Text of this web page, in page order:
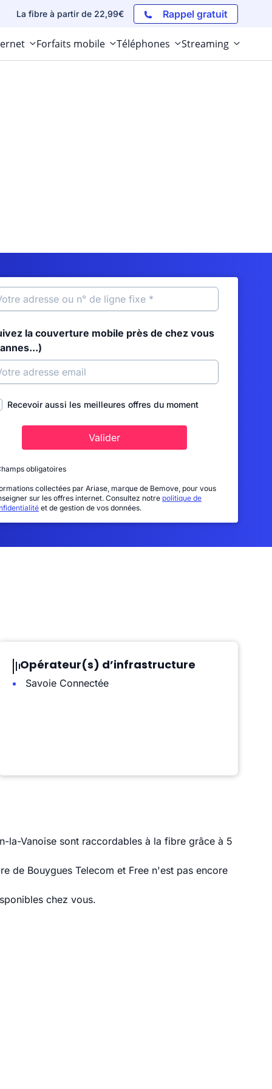
La fibre à partir de 22,99€ Rappel gratuit
Forfaits mobile Téléphones Streaming
la couverture mobile près de chez vous
Recevoir aussi les meilleures offres du moment
Valider
obligatoires
collectées par Ariase, marque de Bemove, pour vous
sur les offres internet. Consultez notre politique de
et de gestion de vos données.
Opérateur(s) d’infrastructure
Savoie Connectée
la-Vanoise sont raccordables à la fibre grâce à 5
de Bouygues Telecom et Free n'est pas encore
chez vous.